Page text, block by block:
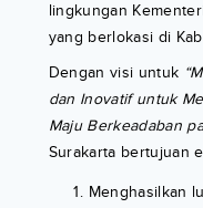
lingkungan
yang berlokasi di
Dengan visi untuk
dan Inovatif untuk
Maju Berkeadaban
Surakarta bertujuan
Menghasilkan